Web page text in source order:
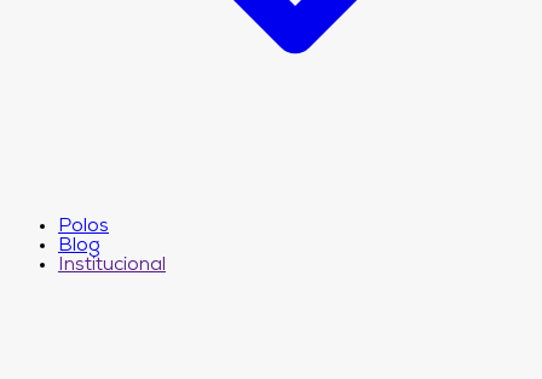
Polos
Blog
Institucional